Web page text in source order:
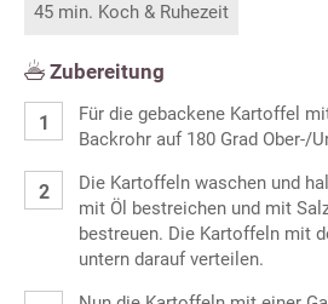
45 min. Koch & Ruhezeit
Zubereitung
Für die gebackene Kartoffel
Backrohr auf 180 Grad Ober-/
Die Kartoffeln waschen und
mit Öl bestreichen und mit
bestreuen. Die Kartoffeln mit
untern darauf verteilen.